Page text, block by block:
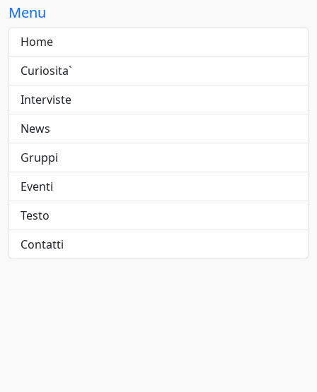
Downtempo
Electric blues
Elettropop
Folk
Folk pop
Folk rock
Funk
Funk metal
Hard rock
1945
1946
1947
1948
1949
1950
1951
1952
1953
Menu
Home
Curiosita`
Interviste
News
Gruppi
Eventi
Testo
Contatti